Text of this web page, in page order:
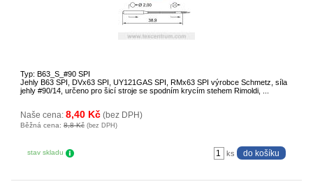
Typ: B63_S_#90 SPI
Jehly B63 SPI, DVx63 SPI, UY121GAS SPI, RMx63 SPI výrobce Schmetz, síla
jehly #90/14, určeno pro šicí stroje se spodním krycím stehem Rimoldi, ...
Naše cena: 8,40 Kč (bez DPH)
Běžná cena: 8,8 Kč (bez DPH)
stav skladu ks